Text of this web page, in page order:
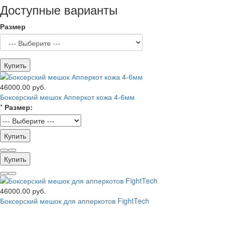
Доступные варианты
Размер
Купить
46000.00 руб.
Боксерский мешок Апперкот кожа 4-6мм
* Размер:
Купить
Купить
46000.00 руб.
Боксерский мешок для апперкотов FightTech